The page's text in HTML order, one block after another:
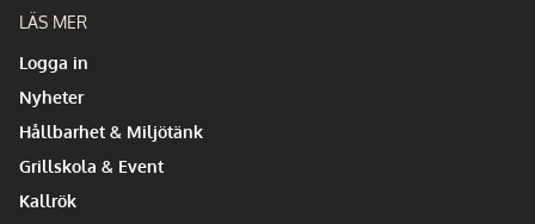
LÄS MER
Logga in
Nyheter
Hållbarhet & Miljötänk
Grillskola & Event
Kallrök